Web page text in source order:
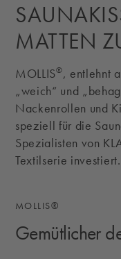
MATTEN
MOLLIS®, entlehnt
„weich“ und
Nackenrollen und
speziell für die
Spezialisten von
Textilserie investiert.
MOLLIS®
Gemütlicher